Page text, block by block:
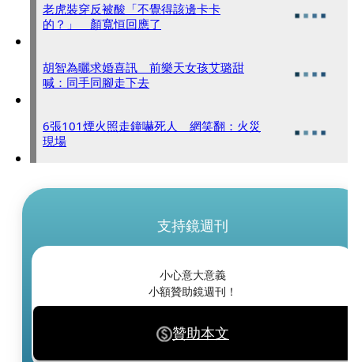
老虎裝穿反被酸「不覺得該邊卡卡
的？」 顏寬恒回應了
胡智為曬求婚喜訊 前樂天女孩艾璐甜
喊：同手同腳走下去
6張101煙火照走鐘嚇死人 網笑翻：火災
現場
支持鏡週刊
小心意大意義
小額贊助鏡週刊！
贊助本文